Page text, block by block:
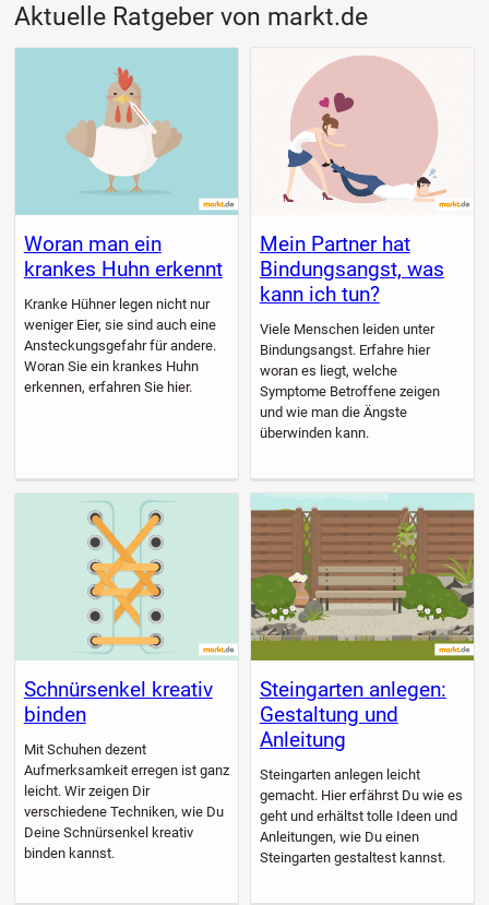
Aktuelle Ratgeber von markt.de
Woran man ein
krankes Huhn erkennt
Kranke Hühner legen nicht nur
weniger Eier, sie sind auch eine
Ansteckungsgefahr für andere.
Woran Sie ein krankes Huhn
erkennen, erfahren Sie hier.
Mein Partner hat
Bindungsangst, was
kann ich tun?
Viele Menschen leiden unter
Bindungsangst. Erfahre hier
woran es liegt, welche
Symptome Betroffene zeigen
und wie man die Ängste
überwinden kann.
Schnürsenkel kreativ
binden
Mit Schuhen dezent
Aufmerksamkeit erregen ist ganz
leicht. Wir zeigen Dir
verschiedene Techniken, wie Du
Deine Schnürsenkel kreativ
binden kannst.
Steingarten anlegen:
Gestaltung und
Anleitung
Steingarten anlegen leicht
gemacht. Hier erfährst Du wie es
geht und erhältst tolle Ideen und
Anleitungen, wie Du einen
Steingarten gestaltest kannst.